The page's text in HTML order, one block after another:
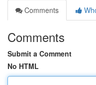
Comments
Comments
Submit a Comment
No HTML